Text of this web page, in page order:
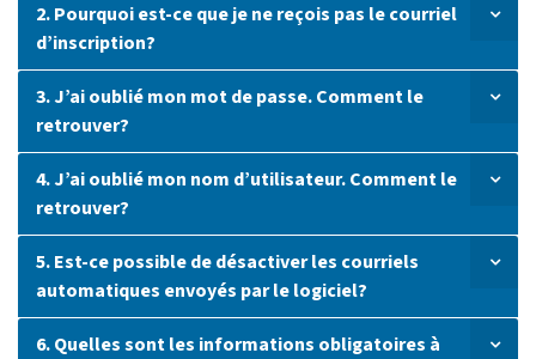
2. Pourquoi est-ce que je ne reçois pas le courriel
d’inscription?
3. J’ai oublié mon mot de passe. Comment le
retrouver?
4. J’ai oublié mon nom d’utilisateur. Comment le
retrouver?
5. Est-ce possible de désactiver les courriels
automatiques envoyés par le logiciel?
6. Quelles sont les informations obligatoires à